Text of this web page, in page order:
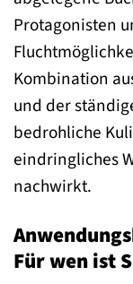
Protagonisten
Kombination
und der
bedrohliche
eindringliches
nachwirkt.
Für wen ist